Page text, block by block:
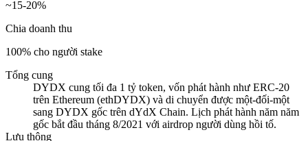
~15-20%
Chia doanh thu
100% cho người stake
Tổng cung
DYDX cung tối đa 1 tỷ token, vốn phát hành như ERC-20
trên Ethereum (ethDYDX) và di chuyển được một-đối-một
sang DYDX gốc trên dYdX Chain. Lịch phát hành năm năm
gốc bắt đầu tháng 8/2021 với airdrop người dùng hồi tố.
Lưu thông